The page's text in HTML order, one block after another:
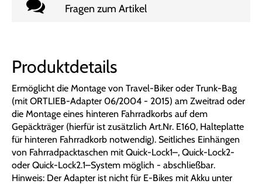
Fragen zum Artikel
Produktdetails
Ermöglicht die Montage von Travel-Biker oder Trunk-Bag
(mit ORTLIEB-Adapter 06/2004 - 2015) am Zweitrad oder
die Montage eines hinteren Fahrradkorbs auf dem
Gepäckträger (hierfür ist zusätzlich Art.Nr. E160, Halteplatte
für hinteren Fahrradkorb notwendig). Seitliches Einhängen
von Fahrradpacktaschen mit Quick-Lock1–, Quick-Lock2-
oder Quick-Lock2.1–System möglich - abschließbar.
Hinweis: Der Adapter ist nicht für E-Bikes mit Akku unter